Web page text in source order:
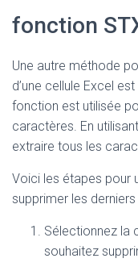
fonction
Une autre méthode
d’une cellule Excel
fonction est utilisée
caractères. En
extraire tous les
Voici les étapes pour
supprimer les
Sélectionnez la
souhaitez